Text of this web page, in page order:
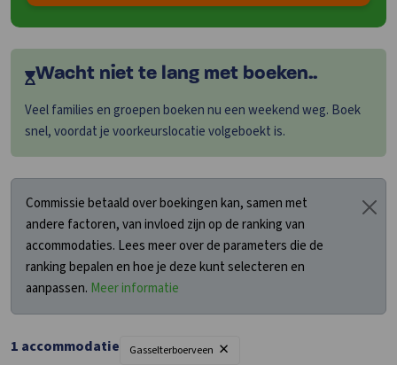
Wacht niet te lang met boeken..
Veel families en groepen boeken nu een weekend weg. Boek
snel, voordat je voorkeurslocatie volgeboekt is.
Commissie betaald over boekingen kan, samen met
andere factoren, van invloed zijn op de ranking van
accommodaties. Lees meer over de parameters die de
ranking bepalen en hoe je deze kunt selecteren en
aanpassen. Meer informatie
1 accommodatie Gasselterboerveen ×